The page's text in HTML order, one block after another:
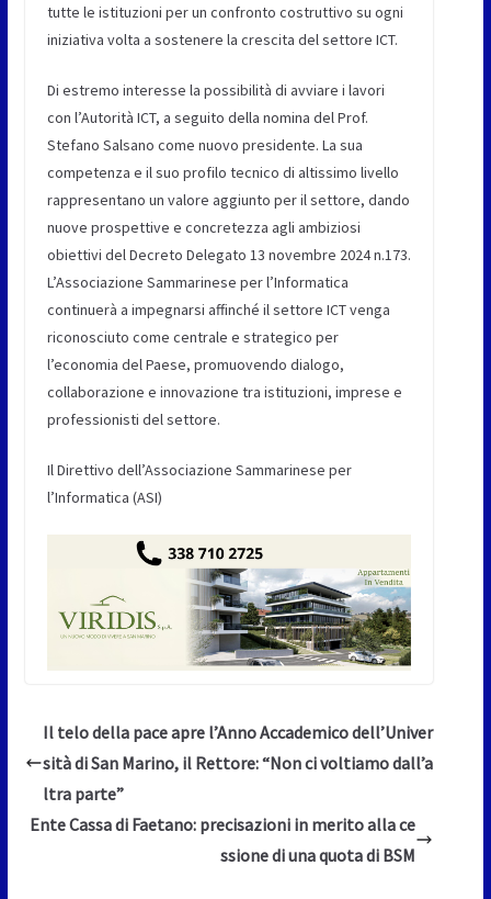
tutte le istituzioni per un confronto costruttivo su ogni
iniziativa volta a sostenere la crescita del settore ICT.
Di estremo interesse la possibilità di avviare i lavori
con l’Autorità ICT, a seguito della nomina del Prof.
Stefano Salsano come nuovo presidente. La sua
competenza e il suo profilo tecnico di altissimo livello
rappresentano un valore aggiunto per il settore, dando
nuove prospettive e concretezza agli ambiziosi
obiettivi del Decreto Delegato 13 novembre 2024 n.173.
L’Associazione Sammarinese per l’Informatica
continuerà a impegnarsi affinché il settore ICT venga
riconosciuto come centrale e strategico per
l’economia del Paese, promuovendo dialogo,
collaborazione e innovazione tra istituzioni, imprese e
professionisti del settore.
Il Direttivo dell’Associazione Sammarinese per
l’Informatica (ASI)
Il telo della pace apre l’Anno Accademico dell’Univer
sità di San Marino, il Rettore: “Non ci voltiamo dall’a
ltra parte”
Ente Cassa di Faetano: precisazioni in merito alla ce
ssione di una quota di BSM